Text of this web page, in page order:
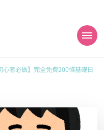
能力試
心者必做】完全免費200條基礎日